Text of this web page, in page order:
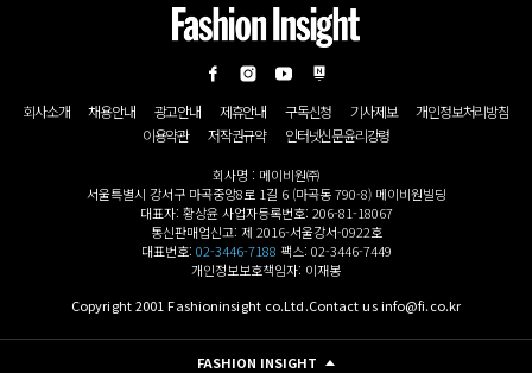
회사소개 채용안내 광고안내 제휴안내 구독신청 기사제보
개인정보처리방침
이용약관
저작권규약 인터넷신문윤리강령
회사명 : 메이비원㈜
서울특별시 강서구 마곡중앙8로 1길 6 (마곡동 790-8) 메이비원빌딩
대표자: 황상윤 사업자등록번호: 206-81-18067
통신판매업신고: 제 2016-서울강서-0922호
대표번호: 02-3446-7188 팩스: 02-3446-7449
개인정보보호책임자: 이재봉
Copyright 2001 Fashioninsight co.Ltd.Contact us info@fi.co.kr
FASHION INSIGHT